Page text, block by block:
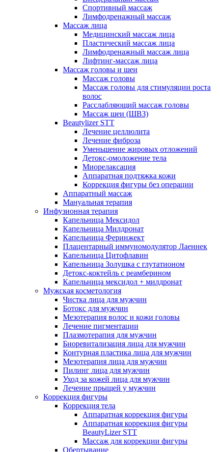
Спортивный массаж
Лимфодренажный массаж
Массаж лица
Медицинский массаж лица
Пластический массаж лица
Лимфодренажный массаж лица
Лифтинг-массаж лица
Массаж головы и шеи
Массаж головы
Массаж головы для стимуляции роста
волос
Расслабляющий массаж головы
Массаж шеи (ШВЗ)
Beautylizer STT
Лечение целлюлита
Лечение фиброза
Уменьшение жировых отложений
Детокс-омоложение тела
Миорелаксация
Аппаратная подтяжка кожи
Коррекция фигуры без операции
Аппаратный массаж
Мануальная терапия
Инфузионная терапия
Капельница Мексидол
Капельница Милдронат
Капельница Феринжект
Плацентарный иммуномодулятор Лаеннек
Капельница Цитофлавин
Капельница Золушка с глутатионом
Детокс-коктейль с реамберином
Капельница мексидол + милдронат
Мужская косметология
Чистка лица для мужчин
Ботокс для мужчин
Мезотерапия волос и кожи головы
Лечение пигментации
Плазмотерапия для мужчин
Биоревитализация лица для мужчин
Контурная пластика лица для мужчин
Мезотерапия лица для мужчин
Пилинг лица для мужчин
Уход за кожей лица для мужчин
Лечение прыщей у мужчин
Коррекция фигуры
Коррекция тела
Аппаратная коррекция фигуры
Аппаратная коррекция фигуры
BeautyLizer STT
Массаж для коррекции фигуры
Обертывание